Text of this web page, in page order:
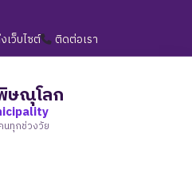
เว็บไซต์ ติดต่อเรา
ษณุโลก
นทุกช่วงวัย